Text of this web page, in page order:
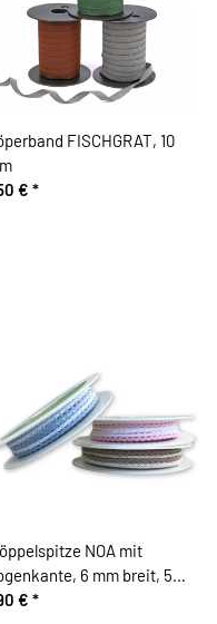
FISCHGRAT, 10
€ *
NOA mit
6 mm breit, 5
€ *